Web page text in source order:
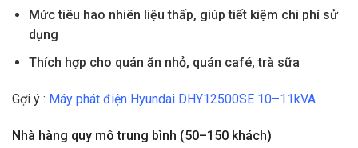
Mức tiêu hao nhiên liệu thấp, giúp tiết kiệm chi phí sử
dụng
Thích hợp cho quán ăn nhỏ, quán café, trà sữa
Gợi ý : Máy phát điện Hyundai DHY12500SE 10–11kVA
Nhà hàng quy mô trung bình (50–150 khách)